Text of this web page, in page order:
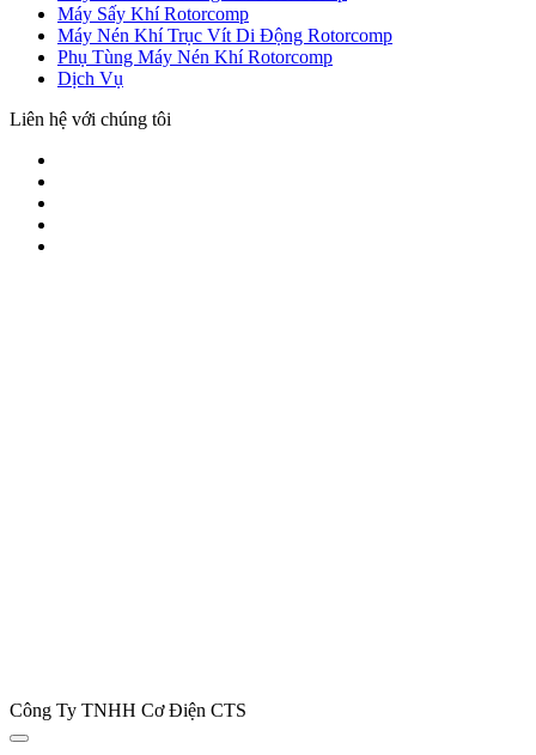
Máy Sấy Khí Rotorcomp
Máy Nén Khí Trục Vít Di Động Rotorcomp
Phụ Tùng Máy Nén Khí Rotorcomp
Dịch Vụ
Liên hệ với chúng tôi
Công Ty TNHH Cơ Điện CTS